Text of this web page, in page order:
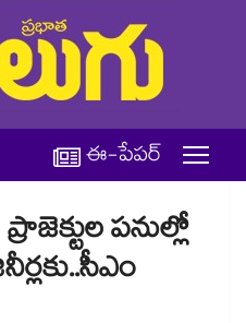
ఈ-పేపర్
పనుల్లో